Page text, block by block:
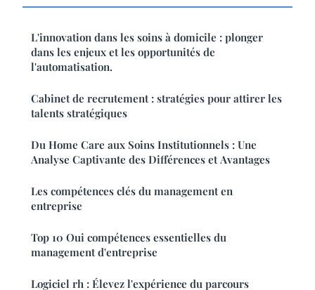
L'innovation dans les soins à domicile : plonger
dans les enjeux et les opportunités de
l'automatisation.
Cabinet de recrutement : stratégies pour attirer les
talents stratégiques
Du Home Care aux Soins Institutionnels : Une
Analyse Captivante des Différences et Avantages
Les compétences clés du management en
entreprise
Top 10 Oui compétences essentielles du
management d'entreprise
Logiciel rh : Élevez l'expérience du parcours